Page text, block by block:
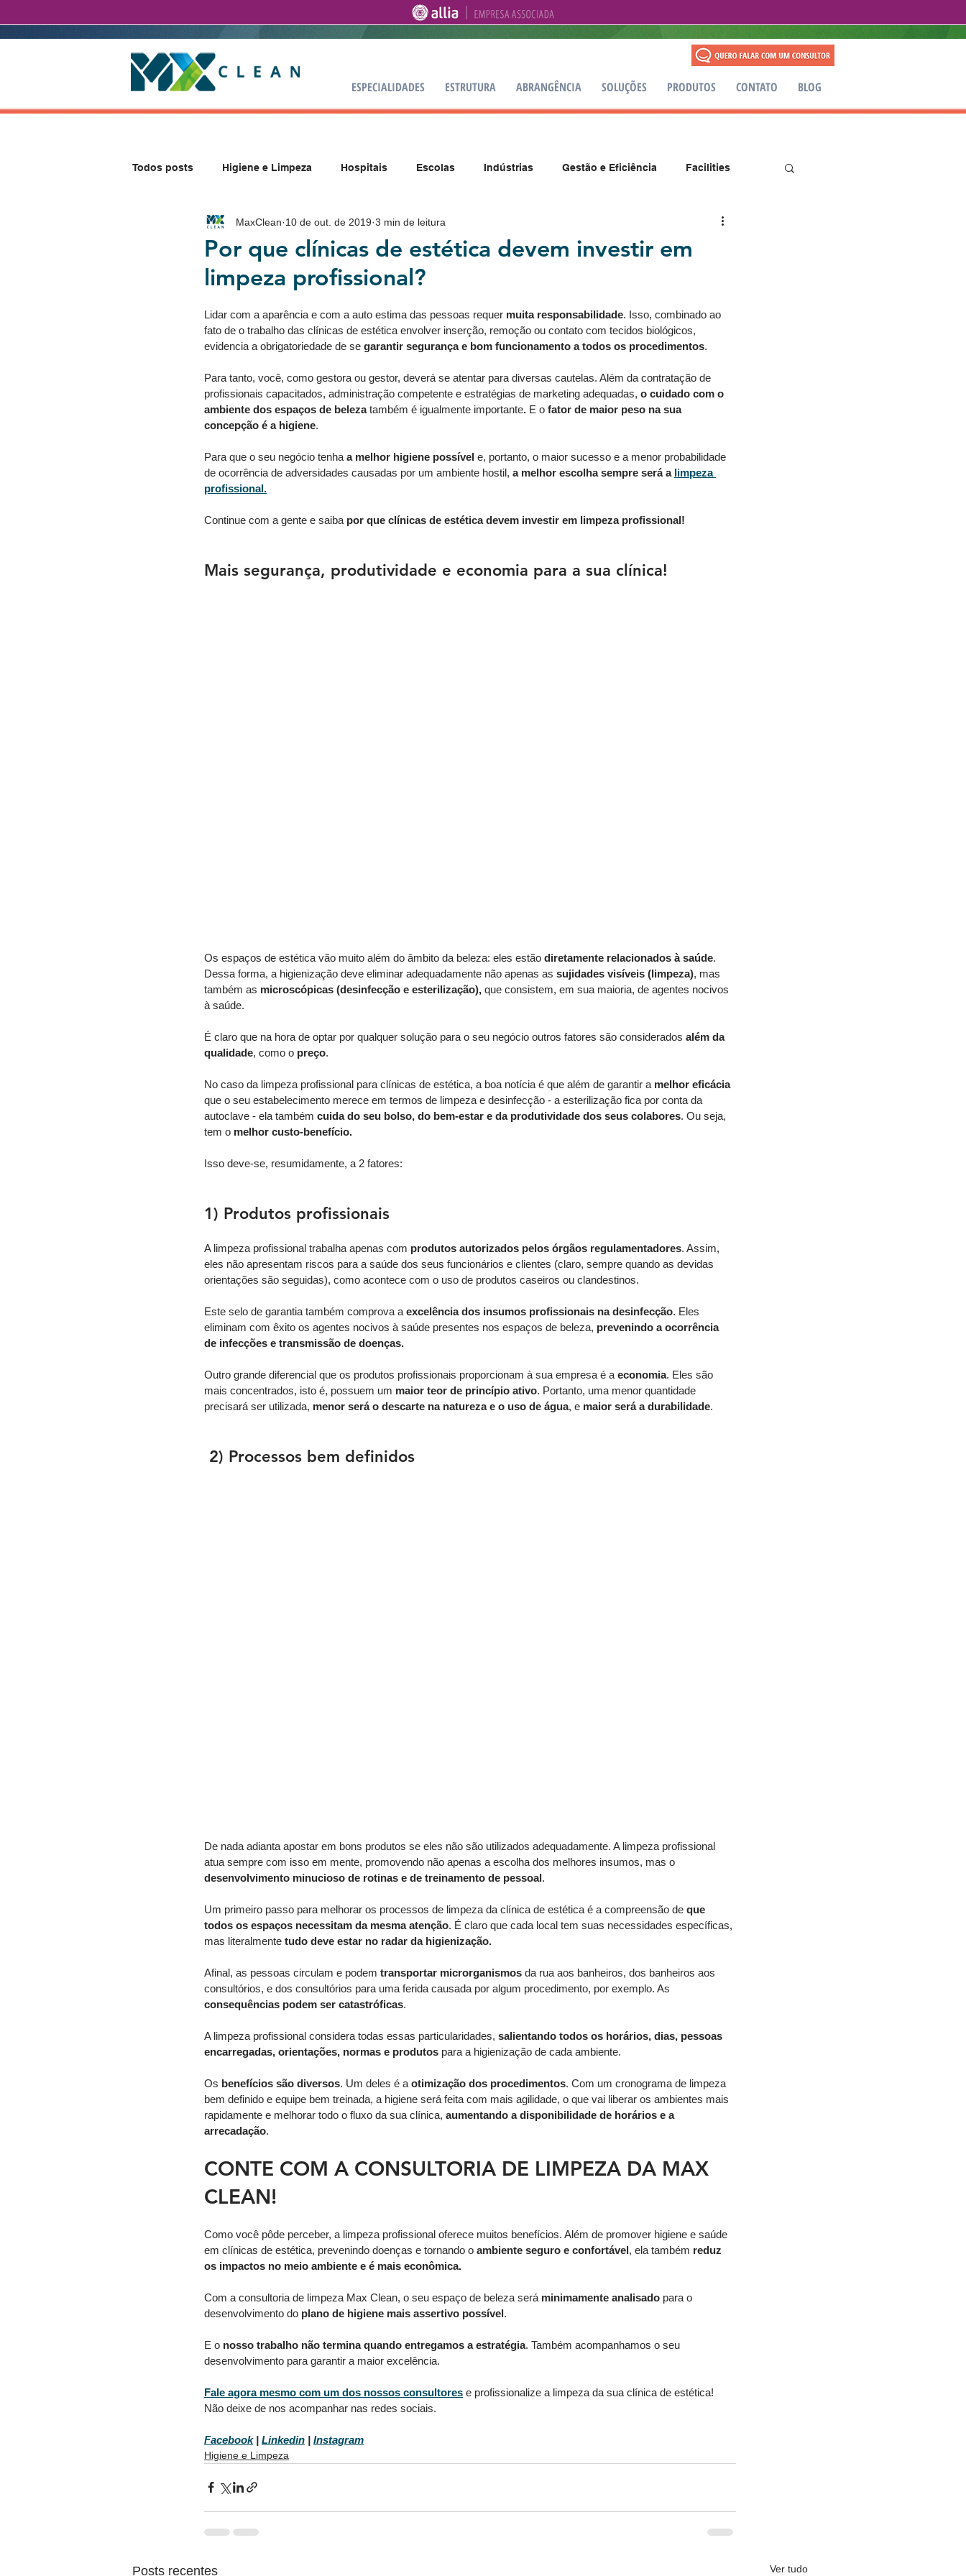
ESPECIALIDADES ESTRUTURA ABRANGÊNCIA SOLUÇÕES PRODUTOS CONTATO BLOG
Todos posts Higiene e Limpeza Hospitais Escolas Indústrias Gestão e Eficiência Facilities
Por que clínicas de estética devem investir em
limpeza profissional?
MaxClean 10 de out. de 2019 3 min de leitura
Lidar com a aparência e com a auto estima das pessoas requer muita responsabilidade. Isso, combinado ao
fato de o trabalho das clínicas de estética envolver inserção, remoção ou contato com tecidos biológicos,
evidencia a obrigatoriedade de se garantir segurança e bom funcionamento a todos os procedimentos.
Para tanto, você, como gestora ou gestor, deverá se atentar para diversas cautelas. Além da contratação de
profissionais capacitados, administração competente e estratégias de marketing adequadas, o cuidado com o
ambiente dos espaços de beleza também é igualmente importante. E o fator de maior peso na sua
concepção é a higiene.
Para que o seu negócio tenha a melhor higiene possível e, portanto, o maior sucesso e a menor probabilidade
de ocorrência de adversidades causadas por um ambiente hostil, a melhor escolha sempre será a limpeza
profissional.
Continue com a gente e saiba por que clínicas de estética devem investir em limpeza profissional!
Mais segurança, produtividade e economia para a sua clínica!
Os espaços de estética vão muito além do âmbito da beleza: eles estão diretamente relacionados à saúde.
Dessa forma, a higienização deve eliminar adequadamente não apenas as sujidades visíveis (limpeza), mas
também as microscópicas (desinfecção e esterilização), que consistem, em sua maioria, de agentes nocivos
à saúde.
É claro que na hora de optar por qualquer solução para o seu negócio outros fatores são considerados além da
qualidade, como o preço.
No caso da limpeza profissional para clínicas de estética, a boa notícia é que além de garantir a melhor eficácia
que o seu estabelecimento merece em termos de limpeza e desinfecção - a esterilização fica por conta da
autoclave - ela também cuida do seu bolso, do bem-estar e da produtividade dos seus colabores. Ou seja,
tem o melhor custo-benefício.
Isso deve-se, resumidamente, a 2 fatores:
1) Produtos profissionais
A limpeza profissional trabalha apenas com produtos autorizados pelos órgãos regulamentadores. Assim,
eles não apresentam riscos para a saúde dos seus funcionários e clientes (claro, sempre quando as devidas
orientações são seguidas), como acontece com o uso de produtos caseiros ou clandestinos.
Este selo de garantia também comprova a excelência dos insumos profissionais na desinfecção. Eles
eliminam com êxito os agentes nocivos à saúde presentes nos espaços de beleza, prevenindo a ocorrência
de infecções e transmissão de doenças.
Outro grande diferencial que os produtos profissionais proporcionam à sua empresa é a economia. Eles são
mais concentrados, isto é, possuem um maior teor de princípio ativo. Portanto, uma menor quantidade
precisará ser utilizada, menor será o descarte na natureza e o uso de água, e maior será a durabilidade.
2) Processos bem definidos
De nada adianta apostar em bons produtos se eles não são utilizados adequadamente. A limpeza profissional
atua sempre com isso em mente, promovendo não apenas a escolha dos melhores insumos, mas o
desenvolvimento minucioso de rotinas e de treinamento de pessoal.
Um primeiro passo para melhorar os processos de limpeza da clínica de estética é a compreensão de que
todos os espaços necessitam da mesma atenção. É claro que cada local tem suas necessidades específicas,
mas literalmente tudo deve estar no radar da higienização.
Afinal, as pessoas circulam e podem transportar microrganismos da rua aos banheiros, dos banheiros aos
consultórios, e dos consultórios para uma ferida causada por algum procedimento, por exemplo. As
consequências podem ser catastróficas.
A limpeza profissional considera todas essas particularidades, salientando todos os horários, dias, pessoas
encarregadas, orientações, normas e produtos para a higienização de cada ambiente.
Os benefícios são diversos. Um deles é a otimização dos procedimentos. Com um cronograma de limpeza
bem definido e equipe bem treinada, a higiene será feita com mais agilidade, o que vai liberar os ambientes mais
rapidamente e melhorar todo o fluxo da sua clínica, aumentando a disponibilidade de horários e a
arrecadação.
CONTE COM A CONSULTORIA DE LIMPEZA DA MAX
CLEAN!
Como você pôde perceber, a limpeza profissional oferece muitos benefícios. Além de promover higiene e saúde
em clínicas de estética, prevenindo doenças e tornando o ambiente seguro e confortável, ela também reduz
os impactos no meio ambiente e é mais econômica.
Com a consultoria de limpeza Max Clean, o seu espaço de beleza será minimamente analisado para o
desenvolvimento do plano de higiene mais assertivo possível.
E o nosso trabalho não termina quando entregamos a estratégia. Também acompanhamos o seu
desenvolvimento para garantir a maior excelência.
Fale agora mesmo com um dos nossos consultores e profissionalize a limpeza da sua clínica de estética!
Não deixe de nos acompanhar nas redes sociais.
Facebook | Linkedin | Instagram
Higiene e Limpeza
Posts recentes Ver tudo